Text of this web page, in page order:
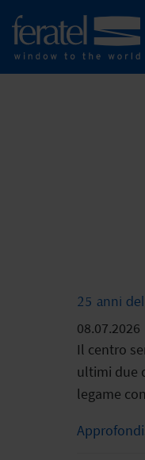
25 anni
08.07.2026
Il centro
ultimi due
legame